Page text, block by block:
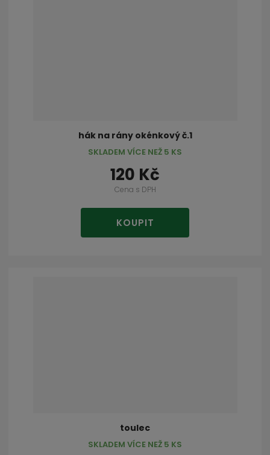
hák na rány okénkový č.1
120 Kč
Cena s DPH
KOUPIT
SKLADEM VÍCE NEŽ 5 KS
toulec
SKLADEM VÍCE NEŽ 5 KS